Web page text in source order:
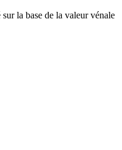
la base de la valeur vénale